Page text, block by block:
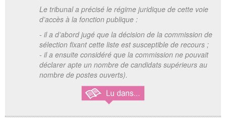
Le tribunal a précisé le régime juridique de cette voie
d’accès à la fonction publique :
- il a d’abord jugé que la décision de la commission de
sélection fixant cette liste est susceptible de recours ;
- il a ensuite considéré que la commission ne pouvait
déclarer apte un nombre de candidats supérieurs au
nombre de postes ouverts).